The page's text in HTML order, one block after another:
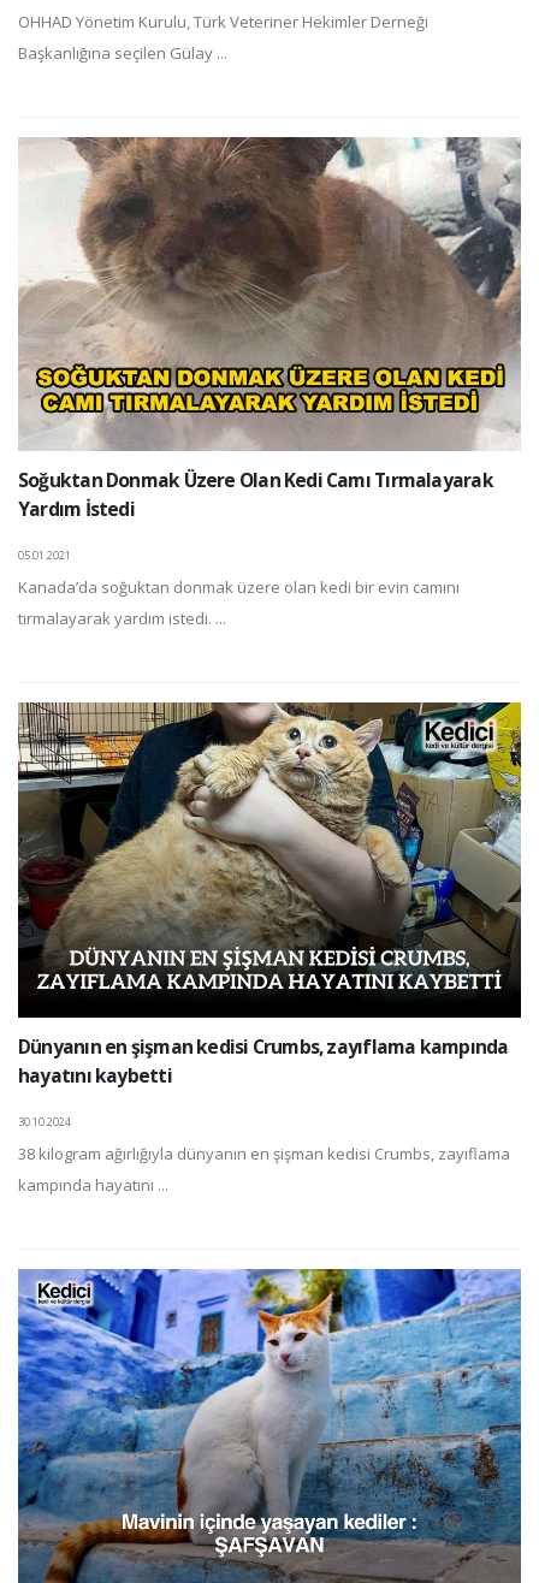
OHHAD Yönetim Kurulu, Türk Veteriner Hekimler Derneği
Başkanlığına seçilen Gülay ...
Soğuktan Donmak Üzere Olan Kedi Camı Tırmalayarak
Yardım İstedi
05.01.2021
Kanada’da soğuktan donmak üzere olan kedi bir evin camını
tırmalayarak yardım istedi. ...
Dünyanın en şişman kedisi Crumbs, zayıflama kampında
hayatını kaybetti
30.10.2024
38 kilogram ağırlığıyla dünyanın en şişman kedisi Crumbs, zayıflama
kampında hayatını ...